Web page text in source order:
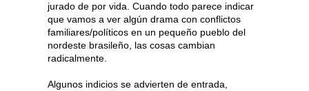
jurado de por vida. Cuando todo parece indicar
que vamos a ver algún drama con conflictos
familiares/políticos en un pequeño pueblo del
nordeste brasileño, las cosas cambian
radicalmente.
Algunos indicios se advierten de entrada,